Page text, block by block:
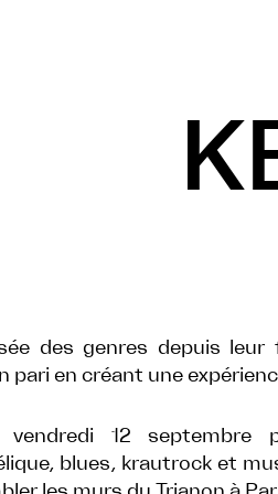
des genres depuis
pari en créant une
vendredi 12
blues, krautrock et